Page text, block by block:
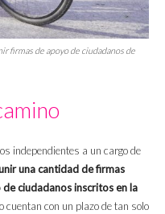
firmas de apoyo de ciudadanos de
independientes a un cargo de
una cantidad de firmas
ciudadanos inscritos en la
cuentan con un plazo de tan solo